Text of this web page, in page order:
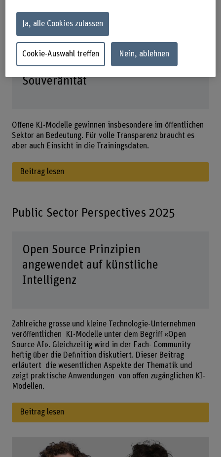
Public Sector Perspectives 2026
Zwischen Transparenz und
Souveränität
Offene KI-Modelle gewinnen insbesondere im öffentlichen
Sektor an Bedeutung. Für volle Transparenz braucht es
aber auch Einsicht in die Trainingsdaten.
Beitrag lesen
Public Sector Perspectives 2025
Open Source Prinzipien
angewendet auf künstliche
Intelligenz
Zahlreiche grosse und kleine Technologie-Unternehmen
veröffentlichen KI-Modelle unter dem Begriff «Open
Source AI». Gleichzeitig wird in der Fach- Community
heftig über die Definition diskutiert. Dieser Beitrag
erläutert die wesentlichen Aspekte der Thematik und
zeigt praktische Anwendungen von offen zugänglichen KI-
Modellen.
Beitrag lesen
Ja, alle Cookies zulassen
Cookie-Auswahl treffen Nein, ablehnen